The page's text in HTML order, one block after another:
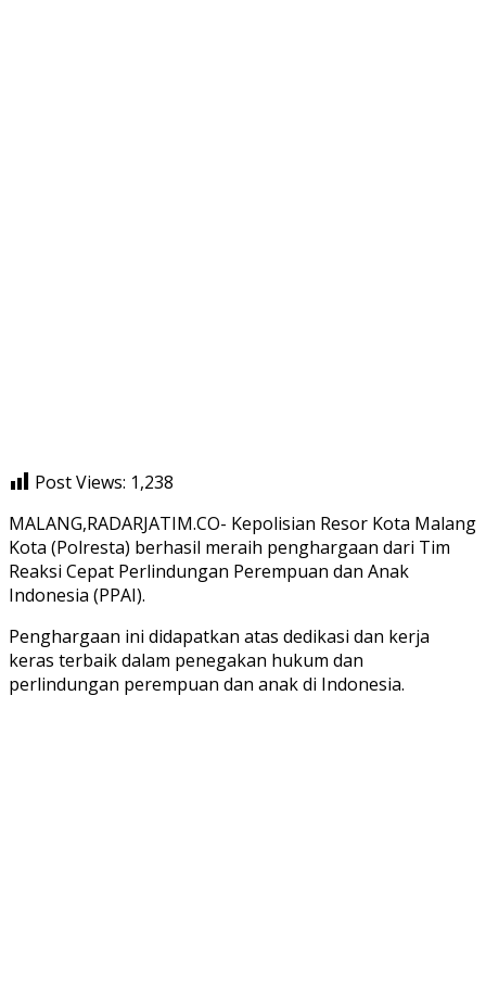
Post Views: 1,238
MALANG,RADARJATIM.CO- Kepolisian Resor Kota Malang
Kota (Polresta) berhasil meraih penghargaan dari Tim
Reaksi Cepat Perlindungan Perempuan dan Anak
Indonesia (PPAI).
Penghargaan ini didapatkan atas dedikasi dan kerja
keras terbaik dalam penegakan hukum dan
perlindungan perempuan dan anak di Indonesia.